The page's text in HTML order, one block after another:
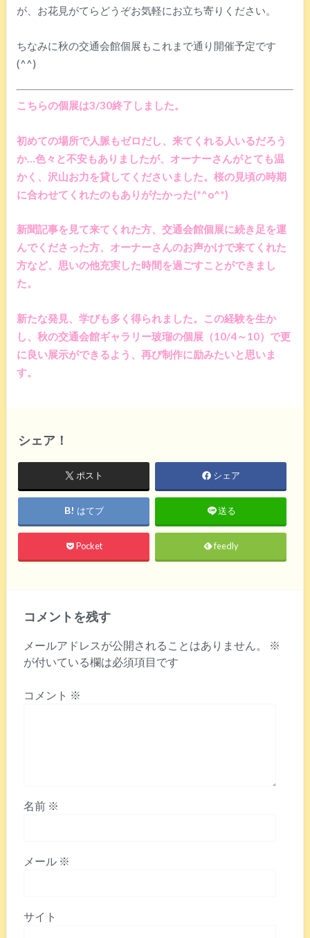
が、お花見がてらどうぞお気軽にお立ち寄りください。
ちなみに秋の交通会館個展もこれまで通り開催予定です
(^^)
こちらの個展は3/30終了しました。
初めての場所で人脈もゼロだし、来てくれる人いるだろう
か…色々と不安もありましたが、オーナーさんがとても温
かく、沢山お力を貸してくださいました。桜の見頃の時期
に合わせてくれたのもありがたかった(*^o^*)
新聞記事を見て来てくれた方、交通会館個展に続き足を運
んでくださった方、オーナーさんのお声かけで来てくれた
方など、思いの他充実した時間を過ごすことができまし
た。
新たな発見、学びも多く得られました。この経験を生か
し、秋の交通会館ギャラリー玻瑠の個展（10/4～10）で更
に良い展示ができるよう、再び制作に励みたいと思いま
す。
シェア！
ポスト シェア
はてブ 送る
Pocket feedly
コメントを残す
メールアドレスが公開されることはありません。
※
が付いている欄は必須項目です
コメント ※
名前 ※
メール ※
サイト